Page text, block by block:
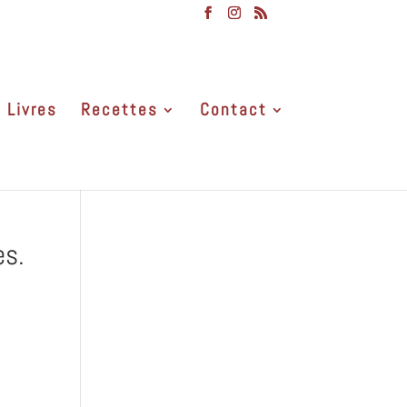
Livres Recettes Contact